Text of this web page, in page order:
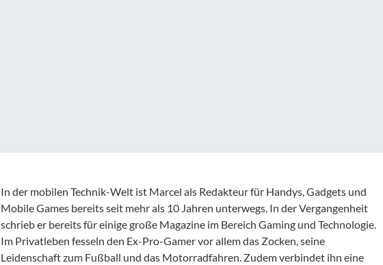
In der mobilen Technik-Welt ist Marcel als Redakteur für Handys, Gadgets und
Mobile Games bereits seit mehr als 10 Jahren unterwegs. In der Vergangenheit
schrieb er bereits für einige große Magazine im Bereich Gaming und Technologie.
Im Privatleben fesseln den Ex-Pro-Gamer vor allem das Zocken, seine
Leidenschaft zum Fußball und das Motorradfahren. Zudem verbindet ihn eine